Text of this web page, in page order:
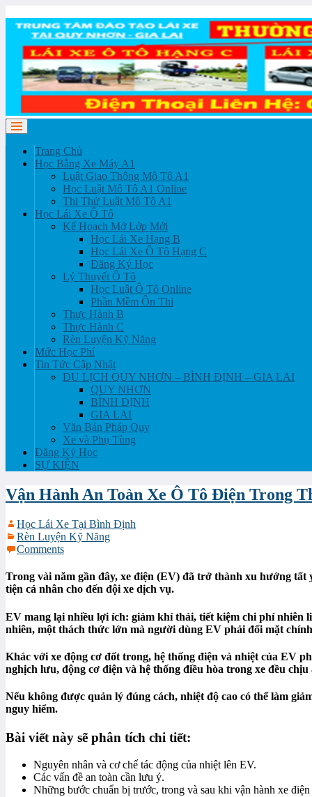
Trang Chủ
Học Bằng Xe Máy A1
Luật Giao Thông Mô Tô A1
Học Luật Mô Tô A1 Online
Thi Thử Luật Mô Tô A1
Học Lái Xe Ô Tô
Kế Hoạch Mở Lớp Mới
Học Lái Xe Hạng B
Học Lái Xe Ô Tô Hạng C
Đăng Ký Học
Lý Thuyết Ô Tô
Học Luật Ô Tô Online
Phần Mềm Ôn Thi
Thực Hành B
Thực Hành C
Rèn Luyện Kỹ Năng
Mức Học Phí
Tin Tức Cập Nhật
DU LỊCH QUY NHƠN – BÌNH ĐỊNH – GIA LAI
QUY NHƠN
BÌNH ĐỊNH
GIA LAI
Văn Bản Pháp Quy
Xe và Phụ Tùng
Đăng Ký Học
SỰ KIỆN
Vận Hành An Toàn Xe Ô Tô Điện Trong
Học Lái Xe Tại Bình Định
Rèn Luyện Kỹ Năng
Comments
Trong vài năm gần đây, xe điện (EV) đã trở thành xu hướng
tiện cá nhân cho đến đội xe dịch vụ.
EV mang lại nhiều lợi ích: giảm khí thải, tiết kiệm chi phí nhiên
nhiên, một thách thức lớn mà người dùng EV phải đối mặt
Khác với xe động cơ đốt trong, hệ thống điện và nhiệt của EV
nghịch lưu, động cơ điện và hệ thống điều hòa trong xe đều
Nếu không được quản lý đúng cách, nhiệt độ cao có thể làm
nguy hiểm.
Bài viết này sẽ phân tích chi tiết:
Nguyên nhân và cơ chế tác động của nhiệt lên EV.
Các vấn đề an toàn cần lưu ý.
Những bước chuẩn bị trước, trong và sau khi vận hành xe điện